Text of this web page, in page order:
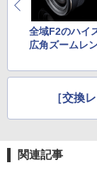
全域F2のハイ
広角ズームレ
［交換
関連記事